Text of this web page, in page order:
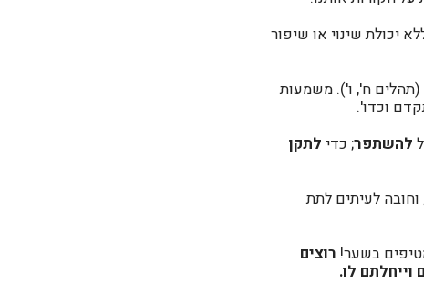
יכולת שינוי או שיפור
(תהלים ח', ו'). משמעות
וכדו'.
להשתפר; כדי לתקן
וחובה לעיתים לתת
בשער! רוצים
לו.